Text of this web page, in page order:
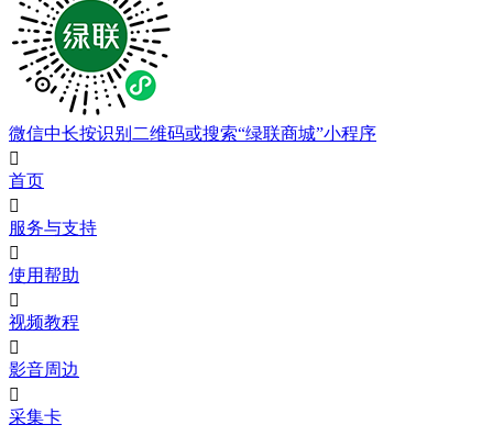
微信中长按识别二维码或搜索“绿联商城”小程序

首页

服务与支持

使用帮助

视频教程

影音周边

采集卡